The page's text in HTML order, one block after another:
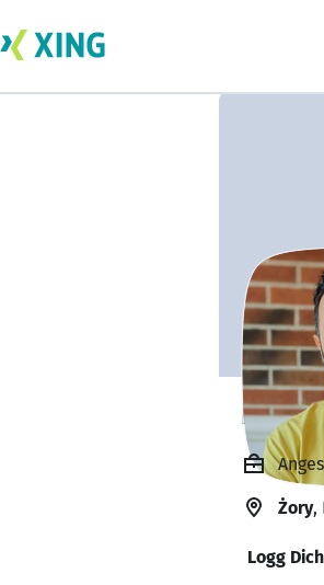
Kaue
Żory,
Logg